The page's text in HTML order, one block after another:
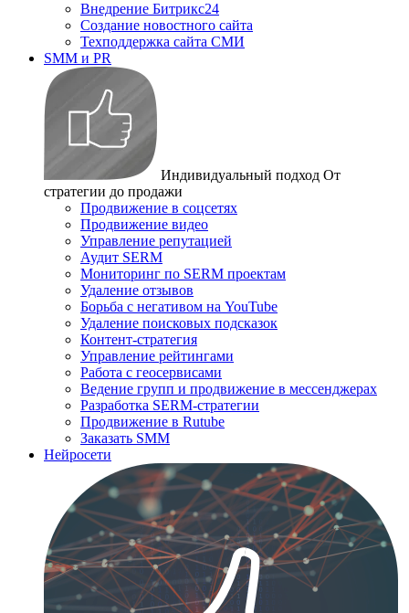
Внедрение Битрикс24
Создание новостного сайта
Техподдержка сайта СМИ
SMM и PR
Индивидуальный подход От
стратегии до продажи
Продвижение в соцсетях
Продвижение видео
Управление репутацией
Аудит SERM
Мониторинг по SERM проектам
Удаление отзывов
Борьба с негативом на YouTube
Удаление поисковых подсказок
Контент-стратегия
Управление рейтингами
Работа с геосервисами
Ведение групп и продвижение в мессенджерах
Разработка SERM-стратегии
Продвижение в Rutube
Заказать SMM
Нейросети